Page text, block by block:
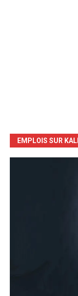
EMPLOIS SUR